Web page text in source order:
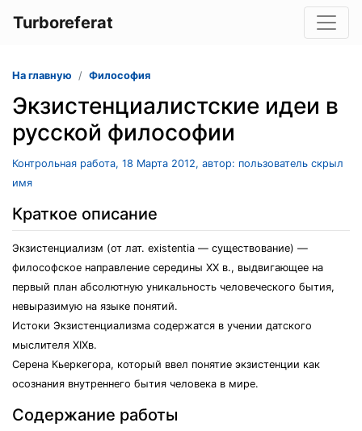
Turboreferat
На главную Философия
Экзистенциалистские идеи в
русской философии
Контрольная работа, 18 Марта 2012, автор: пользователь скрыл
имя
Краткое описание
Экзистенциализм (от лат. existentia — существование) —
философское направление середины ХХ в., выдвигающее на
первый план абсолютную уникальность человеческого бытия,
невыразимую на языке понятий.
Истоки Экзистенциализма содержатся в учении датского
мыслителя ХIХв.
Серена Кьеркегора, который ввел понятие экзистенции как
осознания внутреннего бытия человека в мире.
Содержание работы